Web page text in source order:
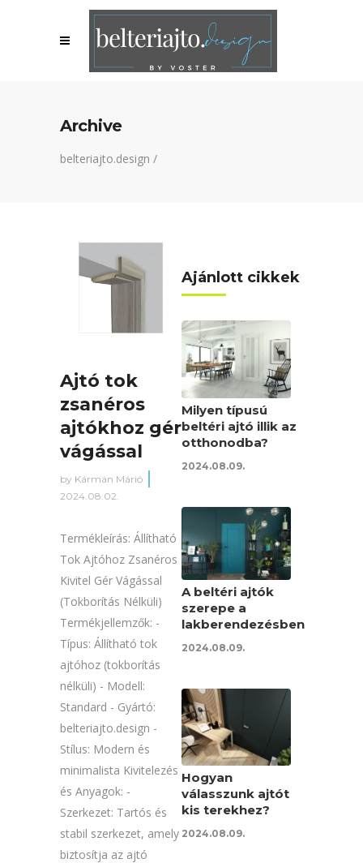
Archive
belteriajto.design /
Ajtó tok
zsanéros
ajtókhoz gér
vágással
by Kármán Márió
2024.08.02.
Termékleírás: Állítható
Tok Ajtóhoz Zsanéros
Kivitel Gér Vágással
(Tokborítás Nélküli)
Termékjellemzők: -
Típus: Állítható tok
ajtóhoz (tokborítás
nélküli) - Modell:
Standard - Gyártó:
belteriajto.design -
Stílus: Modern és
minimalista Kivitelezés
és Anyagok: -
Szerkezet: Tartós és
stabil szerkezet, amely
biztosítja az ajtó
Ajánlott cikkek
Milyen típusú
beltéri ajtó illik az
otthonodba?
2024.08.09.
A beltéri ajtók
szerepe a
lakberendezésben
2024.08.09.
Hogyan
válasszunk ajtót
kis terekhez?
2024.08.09.